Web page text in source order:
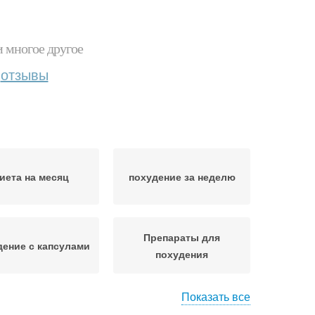
другое
отзывы
на месяц похудение за неделю
с капсулами
Препараты для
похудения
Показать все